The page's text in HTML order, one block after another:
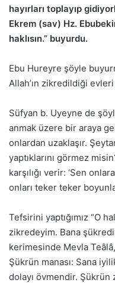
hayırları toplayıp
Ekrem (sav) Hz.
haklısın.” buyurdu.
Ebu Hureyre şöyle
Allah’ın zikredildiği evleri
Süfyan b. Uyeyne de
anmak üzere bir araya
onlardan uzaklaşır.
yaptıklarını görmez
karşılığı verir: ‘Sen
onları teker teker
Tefsirini yaptığımız “O
zikredeyim. Bana
kerimesinde Mevla
Şükrün manası: Sana
dolayı övmendir. Şükrün